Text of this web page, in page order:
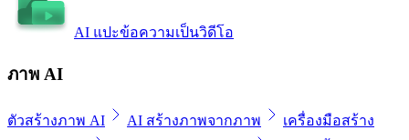
AI แปะข้อความเป็นวิดีโอ
ภาพ AI
ตัวสร้างภาพ AI AI สร้างภาพจากภาพ
เครื่องมือสร้าง